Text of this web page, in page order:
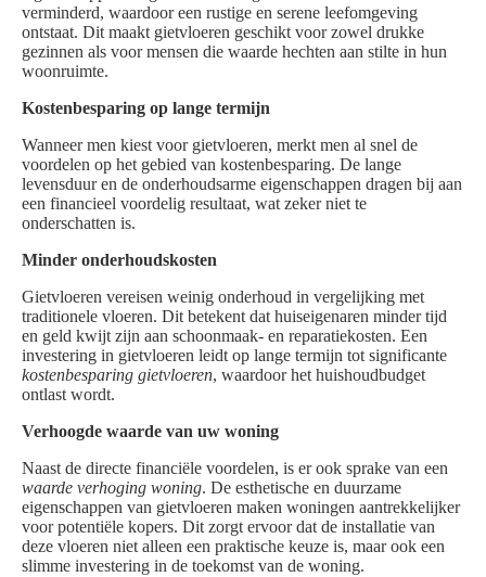
verminderd, waardoor een rustige en serene leefomgeving
ontstaat. Dit maakt gietvloeren geschikt voor zowel drukke
gezinnen als voor mensen die waarde hechten aan stilte in hun
woonruimte.
Kostenbesparing op lange termijn
Wanneer men kiest voor gietvloeren, merkt men al snel de
voordelen op het gebied van kostenbesparing. De lange
levensduur en de onderhoudsarme eigenschappen dragen bij aan
een financieel voordelig resultaat, wat zeker niet te
onderschatten is.
Minder onderhoudskosten
Gietvloeren vereisen weinig onderhoud in vergelijking met
traditionele vloeren. Dit betekent dat huiseigenaren minder tijd
en geld kwijt zijn aan schoonmaak- en reparatiekosten. Een
investering in gietvloeren leidt op lange termijn tot significante
kostenbesparing gietvloeren, waardoor het huishoudbudget
ontlast wordt.
Verhoogde waarde van uw woning
Naast de directe financiële voordelen, is er ook sprake van een
waarde verhoging woning. De esthetische en duurzame
eigenschappen van gietvloeren maken woningen aantrekkelijker
voor potentiële kopers. Dit zorgt ervoor dat de installatie van
deze vloeren niet alleen een praktische keuze is, maar ook een
slimme investering in de toekomst van de woning.